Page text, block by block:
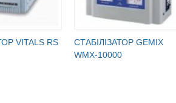
VITALS RS
СТАБІЛІЗАТОР GEMIX
WMX-10000